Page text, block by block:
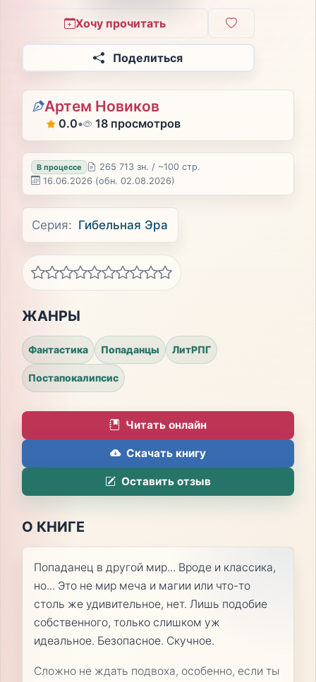
Хочу прочитать
Поделиться
Артем Новиков
0.0• 18 просмотров
В процессе
265 713 зн. / ~100 стр.
16.06.2026 (обн. 02.08.2026)
Серия: Гибельная Эра
ЖАНРЫ
Фантастика Попаданцы ЛитРПГ
Постапокалипсис
Читать онлайн
Скачать книгу
Оставить отзыв
О КНИГЕ
Попаданец в другой мир... Вроде и классика,
но... Это не мир меча и магии или что-то
столь же удивительное, нет. Лишь подобие
собственного, только слишком уж
идеальное. Безопасное. Скучное.
Сложно не ждать подвоха, особенно, если ты